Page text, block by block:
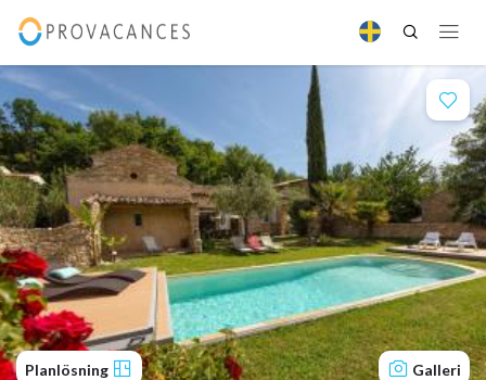
Planlösning Galleri